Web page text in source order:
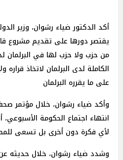
أكد الدكتور ضياء رشوان، وزير
يقتصر دورها على تقديم مشروع
من حزب ولا حزب لها في البرلمان
الكاملة لدى البرلمان لاتخاذ
على ما يقرره البرلمان
وأكد ضياء رشوان، خلال مؤتمر
انتهاء اجتماع الحكومة
لأي فكرة دون أخرى بل تسعى
وشدد ضياء رشوان، خلال حديثه